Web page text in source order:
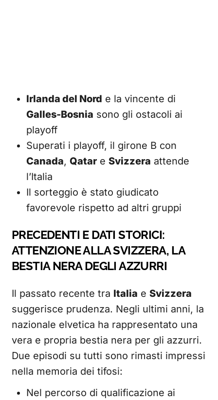
Irlanda del Nord e la vincente di
Galles-Bosnia sono gli ostacoli ai
playoff
Superati i playoff, il girone B con
Canada, Qatar e Svizzera attende
l’Italia
Il sorteggio è stato giudicato
favorevole rispetto ad altri gruppi
PRECEDENTI E DATI STORICI:
ATTENZIONE ALLA SVIZZERA, LA
BESTIA NERA DEGLI AZZURRI
Il passato recente tra Italia e Svizzera
suggerisce prudenza. Negli ultimi anni, la
nazionale elvetica ha rappresentato una
vera e propria bestia nera per gli azzurri.
Due episodi su tutti sono rimasti impressi
nella memoria dei tifosi:
Nel percorso di qualificazione ai